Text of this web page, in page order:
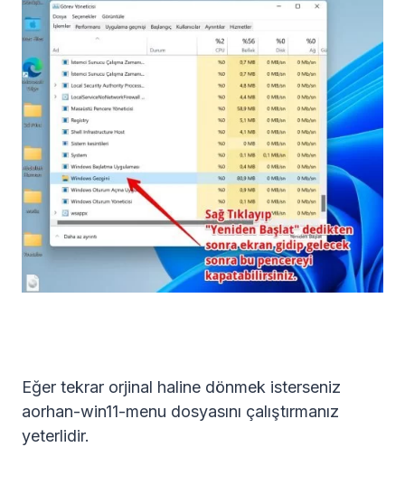
Eğer tekrar orjinal haline dönmek isterseniz
aorhan-win11-menu dosyasını çalıştırmanız
yeterlidir.